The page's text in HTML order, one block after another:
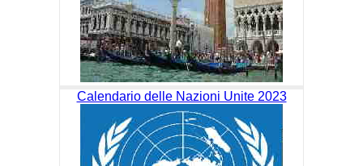
Calendario delle Nazioni Unite 2023